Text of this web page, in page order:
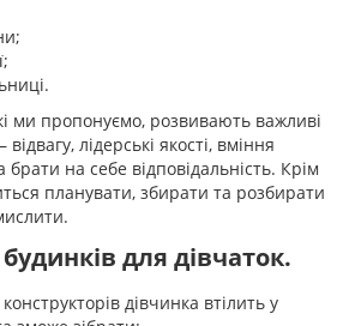
ми пропонуємо, розвивають важливі
лідерські якості, вміння
на себе відповідальність. Крім
планувати, збирати та розбирати
для дівчаток.
дівчинка втілить у